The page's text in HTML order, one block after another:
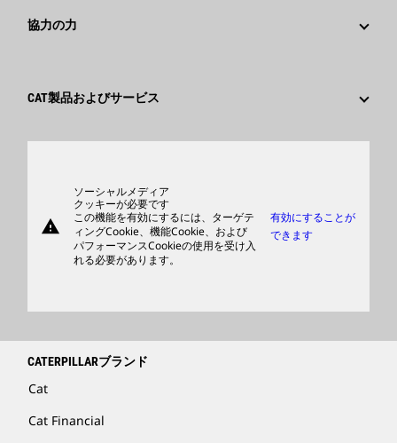
行動規範
イノベーション
Caterpillar社を選ぶ理由
協力の力
サプライヤ
CAT製品およびサービス
サポート
商品
ディーラを検索する
warning
ソーシャルメディア
クッキーが必要です
この機能を有効にするには、ターゲテ
ィングCookie、機能Cookie、および
パフォーマンスCookieの使用を受け入
れる必要があります。
有効にすることが
できます
CATERPILLARブランド
Cat
Cat Financial